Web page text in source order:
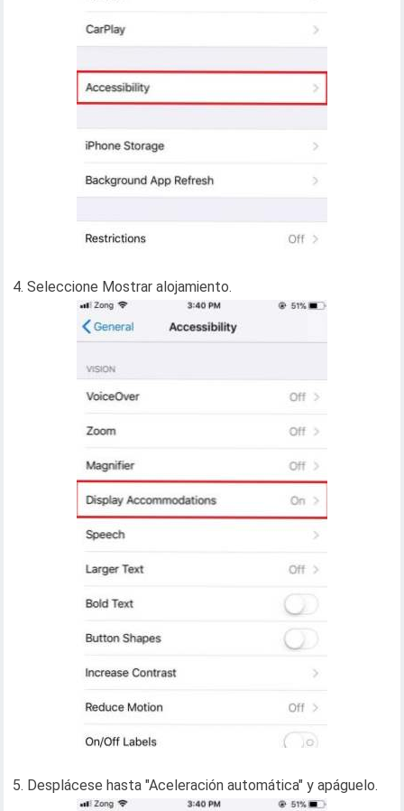
4. Seleccione Mostrar alojamiento.
5. Desplácese hasta "Aceleración automática" y apáguelo.